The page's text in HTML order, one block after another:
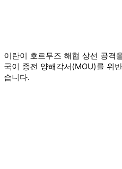
이란이 호르무즈 해협 상선 공격
국이 종전 양해각서(MOU)를 위
습니다.